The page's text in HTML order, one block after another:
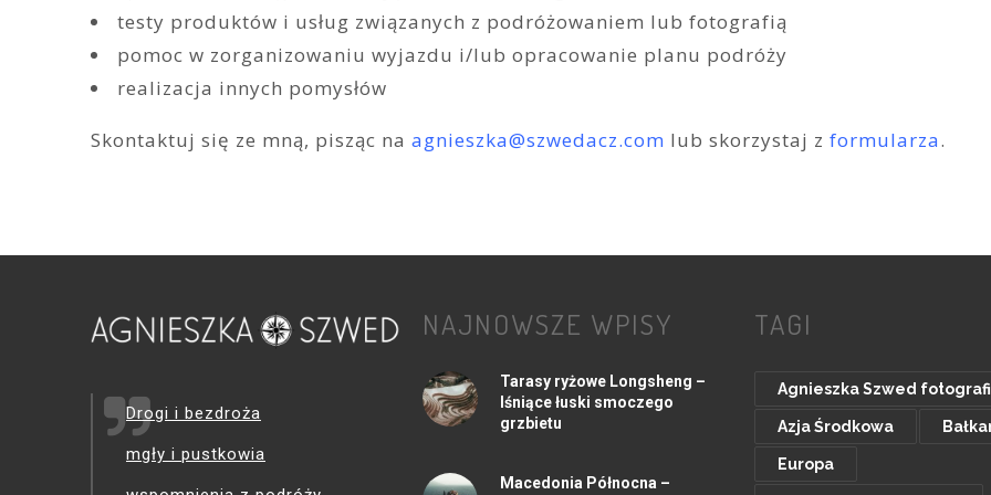
testy produktów i usług związanych z podróżowaniem lub fotografią
pomoc w zorganizowaniu wyjazdu i/lub opracowanie planu podróży
realizacja innych pomysłów
Skontaktuj się ze mną, pisząc na agnieszka@szwedacz.com lub skorzystaj z formularza.
Drogi i bezdroża
mgły i pustkowia
NAJNOWSZE WPISY
Tarasy ryżowe Longsheng –
lśniące łuski smoczego
grzbietu
Macedonia Północna –
TAGI
Agnieszka Szwed
Azja Środkowa
Europa